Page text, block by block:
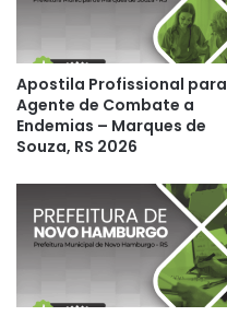
Apostila Profissional para
Agente de Combate a
Endemias – Marques de
Souza, RS 2026